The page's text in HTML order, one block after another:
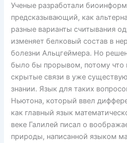
Ученые разработали
предсказывающий, как
разные варианты считывания
изменяет белковый состав в
болезни Альцгеймера. Но
было бы прорывом, потому что
скрытые связи в уже
знании. Язык для таких
Ньютона, который ввел
как главный язык
веке Галилей писал о
природы, написанной языком